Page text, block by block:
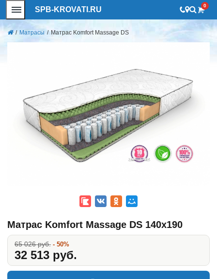
SPB-KROVATI.RU 0
/ Матрасы / Матрас Komfort Massage DS
Матрас Komfort Massage DS 140x190
65 026 руб. - 50%
32 513 руб.